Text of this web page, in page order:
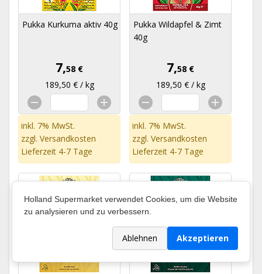
Pukka Kurkuma aktiv 40g
7,58 €
189,50 € / kg
inkl. 7% MwSt.
zzgl. Versandkosten
Lieferzeit 4-7 Tage
Pukka Wildapfel & Zimt
40g
7,58 €
189,50 € / kg
inkl. 7% MwSt.
zzgl. Versandkosten
Lieferzeit 4-7 Tage
Holland Supermarket verwendet Cookies, um die Website
zu analysieren und zu verbessern.
Ablehnen Akzeptieren